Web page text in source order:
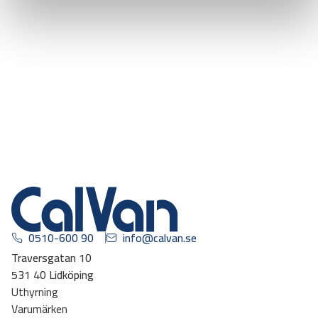
0510-600 90
info@calvan.se
Traversgatan 10
531 40 Lidköping
Uthyrning
Varumärken